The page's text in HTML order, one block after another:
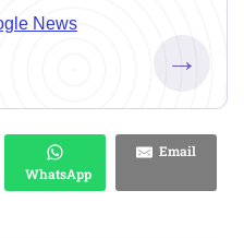
News
→
WhatsApp
Email